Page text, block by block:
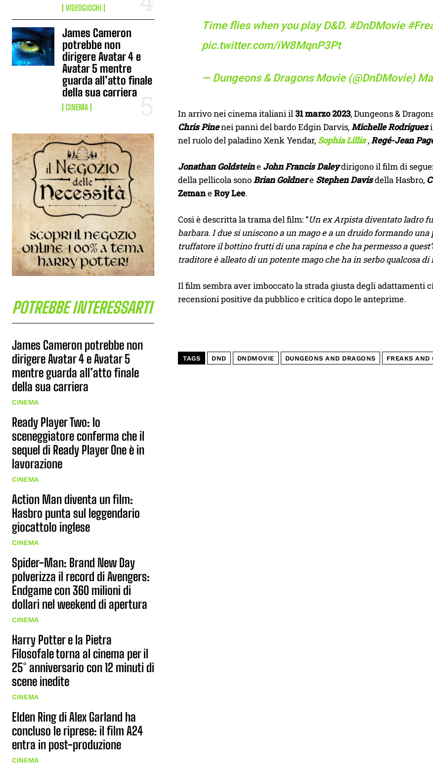
VIDEOGIOCHI
James Cameron
potrebbe non
dirigere Avatar 4 e
Avatar 5 mentre
guarda all’atto finale
della sua carriera
CINEMA
POTREBBE INTERESSARTI
James Cameron potrebbe non
dirigere Avatar 4 e Avatar 5
mentre guarda all’atto finale
della sua carriera
CINEMA
Ready Player Two: lo
sceneggiatore conferma che il
sequel di Ready Player One è in
lavorazione
CINEMA
Action Man diventa un film:
Hasbro punta sul leggendario
giocattolo inglese
CINEMA
Spider-Man: Brand New Day
polverizza il record di Avengers:
Endgame con 360 milioni di
dollari nel weekend di apertura
CINEMA
Harry Potter e la Pietra
Filosofale torna al cinema per il
25° anniversario con 12 minuti di
scene inedite
CINEMA
Elden Ring di Alex Garland ha
concluso le riprese: il film A24
entra in post-produzione
CINEMA
Time flies when you play D&D. #DnDMovie
pic.twitter.com/iW8MqnP3Pt
— Dungeons & Dragons Movie (@DnDMovie)
In arrivo nei cinema italiani il31 marzo 2023, Dungeons &
Chris Pinenei panni del bardo Edgin Darvis,Michelle Rodriguez
nel ruolo del paladino Xenk Yendar, Sophia Lillis,Regé-Jean
Jonathan Goldsteine John Francis Daleydirigono il film di
della pellicola sonoBrian Goldnere Stephen Davisdella Hasbro,
ZemaneRoy Lee.
Così è descritta la trama del film: “Un ex Arpista diventato ladro
barbara. I due si uniscono a un mago e a un druido formando
truffatore il bottino frutti di una rapina e che ha permesso a
traditore è alleato di un potente mago che ha in serbo qualcosa
Il film sembra aver imboccato la strada giusta degli adattamenti
recensioni positive da pubblico e critica dopo le anteprime.
TAGS DND DNDMOVIE DUNGEONS AND DRAGONS FREAKS AND